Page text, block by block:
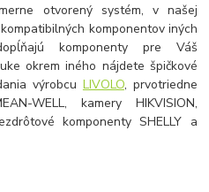
otvorený systém, v našej
komponentov iných
komponenty pre Váš
okrem iného nájdete špičkové
výrobcu LIVOLO, prvotriedne
WELL, kamery HIKVISION,
komponenty SHELLY a